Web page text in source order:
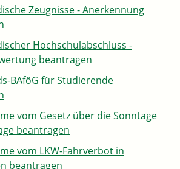
Zeugnisse - Anerkennung
Hochschulabschluss -
beantragen
BAföG für Studierende
vom Gesetz über die Sonntage
beantragen
vom LKW-Fahrverbot in
beantragen